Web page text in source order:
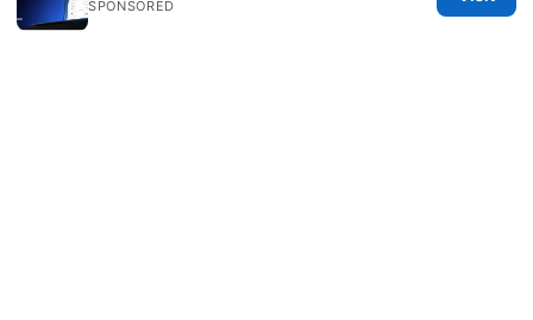
SPONSORED